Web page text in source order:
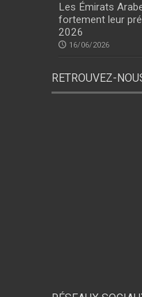
Les Émirats
fortement leur
2026
16/06/2026
RETROUVEZ-